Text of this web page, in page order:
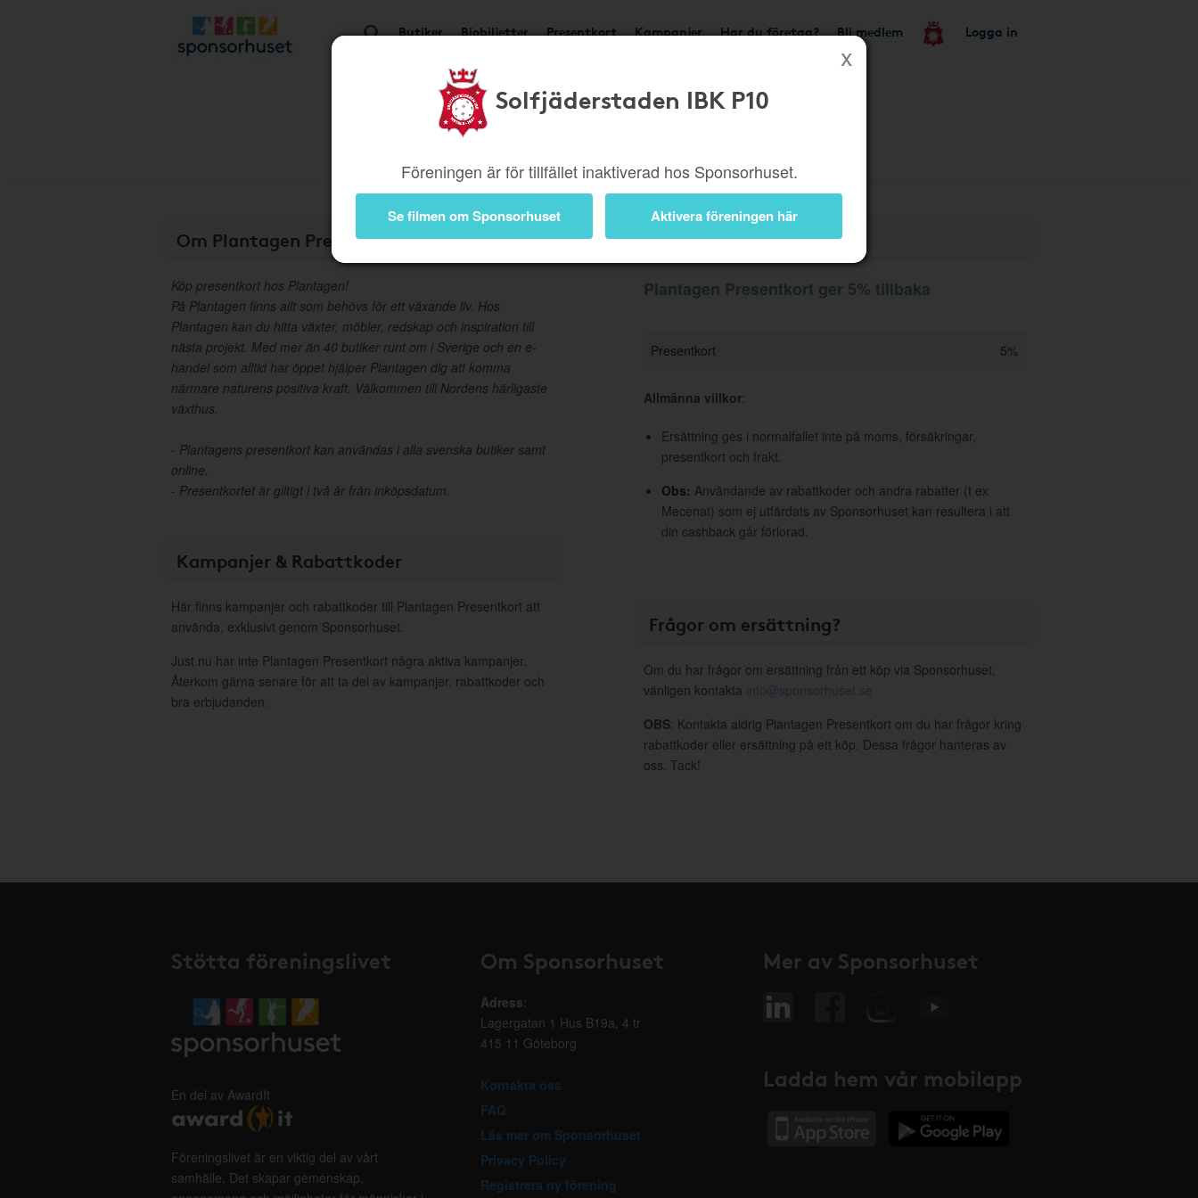
Butiker Biobiljetter Presentkort Kampanjer Har du företag? Bli medlem Logga in
Solfjäderstaden IBK P10
Föreningen är för tillfället inaktiverad hos Sponsorhuset.
Se filmen om Sponsorhuset Aktivera föreningen här
Om Plantagen Presentkort
Köp presentkort hos Plantagen!
På Plantagen finns allt som behövs för ett växande liv. Hos
Plantagen kan du hitta växter, möbler, redskap och inspiration till
nästa projekt. Med mer än 40 butiker runt om i Sverige och en e-
handel som alltid har öppet hjälper Plantagen dig att komma
närmare naturens positiva kraft. Välkommen till Nordens härligaste
växthus.
- Plantagens presentkort kan användas i alla svenska butiker samt
online.
- Presentkortet är giltigt i två år från inköpsdatum.
Kampanjer & Rabattkoder
Här finns kampanjer och rabattkoder till Plantagen Presentkort att
använda, exklusivt genom Sponsorhuset.
Just nu har inte Plantagen Presentkort några aktiva kampanjer.
Återkom gärna senare för att ta del av kampanjer, rabattkoder och
bra erbjudanden.
Information
Plantagen Presentkort ger 5% tillbaka
Presentkort 5%
Allmänna villkor:
Ersättning ges i normalfallet inte på moms, försäkringar,
presentkort och frakt.
Obs: Användande av rabattkoder och andra rabatter (t ex
Mecenat) som ej utfärdats av Sponsorhuset kan resultera i att
din cashback går förlorad.
Frågor om ersättning?
Om du har frågor om ersättning från ett köp via Sponsorhuset,
vänligen kontakta info@sponsorhuset.se
OBS: Kontakta aldrig Plantagen Presentkort om du har frågor kring
rabattkoder eller ersättning på ett köp. Dessa frågor hanteras av
oss. Tack!
Stötta föreningslivet
En del av AwardIt
Föreningslivet är en viktig del av vårt
samhälle. Det skapar gemenskap,
Om Sponsorhuset
Adress:
Lagergatan 1 Hus B19a, 4 tr
415 11 Göteborg
Kontakta oss
FAQ
Läs mer om Sponsorhuset
Privacy Policy
Registrera ny förening
Mer av Sponsorhuset
Ladda hem vår mobilapp